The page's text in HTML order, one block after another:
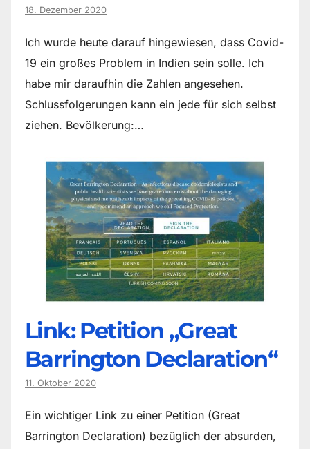
18. Dezember 2020
Ich wurde heute darauf hingewiesen, dass Covid-
19 ein großes Problem in Indien sein solle. Ich
habe mir daraufhin die Zahlen angesehen.
Schlussfolgerungen kann ein jede für sich selbst
ziehen. Bevölkerung:…
Link: Petition „Great
Barrington Declaration“
11. Oktober 2020
Ein wichtiger Link zu einer Petition (Great
Barrington Declaration) bezüglich der absurden,